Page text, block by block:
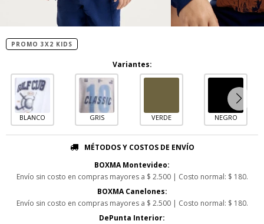
PROMO 3X2 KIDS
Variantes:
BLANCO GRIS VERDE NEGRO
MÉTODOS Y COSTOS DE ENVÍO
BOXMA Montevideo:
Envío sin costo en compras mayores a $ 2.500 | Costo normal: $ 180.
BOXMA Canelones:
Envío sin costo en compras mayores a $ 2.500 | Costo normal: $ 180.
DePunta Interior: